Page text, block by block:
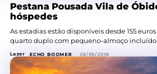
Pestana Pousada Vila de
hóspedes
As estadias estão disponíveis desde 155
quarto duplo com pequeno-almoço incluído.
Lazer ECHO BOOMER - 28/05/2018